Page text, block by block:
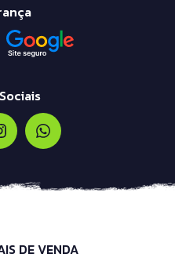
DE VENDA